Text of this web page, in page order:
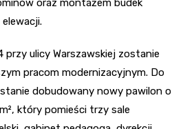
oraz montażem budek
przy ulicy Warszawskiej zostanie
pracom modernizacyjnym. Do
dobudowany nowy pawilon o
który pomieści trzy sale